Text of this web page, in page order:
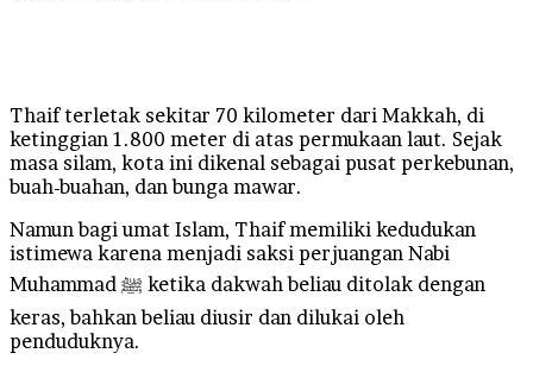
Thaif terletak sekitar 70 kilometer dari Makkah, di
ketinggian 1.800 meter di atas permukaan laut. Sejak
masa silam, kota ini dikenal sebagai pusat perkebunan,
buah-buahan, dan bunga mawar.
Namun bagi umat Islam, Thaif memiliki kedudukan
istimewa karena menjadi saksi perjuangan Nabi
Muhammad ﷺ ketika dakwah beliau ditolak dengan
keras, bahkan beliau diusir dan dilukai oleh
penduduknya.